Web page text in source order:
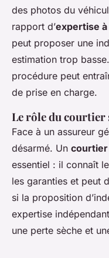
des photos du
rapport d’expertise
peut proposer une
estimation trop
procédure peut
de prise en charge.
Le rôle du courtier
Face à un assureur
désarmé. Un courtier
essentiel : il connaît
les garanties et peut
si la proposition
expertise
une perte sèche et